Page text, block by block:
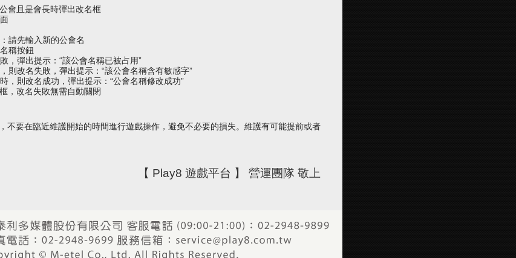
會且是會長時彈出改名框
請先輸入新的公會名
稱按鈕
，彈出提示：“該公會名稱已被占用”
則改名失敗，彈出提示：“該公會名稱含有敏感字”
，則改名成功，彈出提示：“公會名稱修改成功”
，改名失敗無需自動關閉
不要在臨近維護開始的時間進行遊戲操作，避免不必要的損失。維護有可能提前或者
【 Play8 遊戲平台 】 營運團隊 敬上